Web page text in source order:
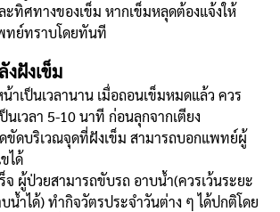
ทิศทางของเข็ม หากเข็มหลุดต้องแจ้งให้
ย์ทราบโดยทันที
ฝังเข็ม
าเป็นเวลานาน เมื่อถอนเข็มหมดแล้ว ควร
เวลา 5-10 นาที ก่อนลุกจากเตียง
ขัดบริเวณจุดที่ฝังเข็ม สามารถบอกแพทย์ผู้
ได้
จ ผู้ป่วยสามารถขับรถ อาบน้ำ(ควรเว้นระยะ
บน้ำได้) ทำกิจวัตรประจำวันต่าง ๆ ได้ปกติโดย